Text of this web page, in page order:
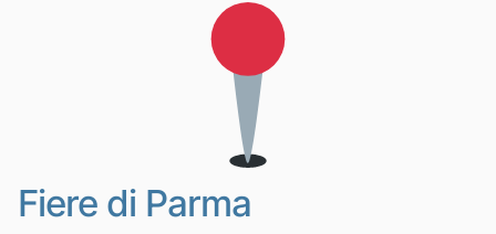
Fiere di Parma